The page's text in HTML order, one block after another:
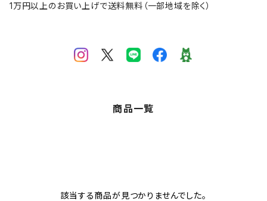
1万円以上のお買い上げで送料無料（一部地域を除く）
商品一覧
該当する商品が見つかりませんでした。